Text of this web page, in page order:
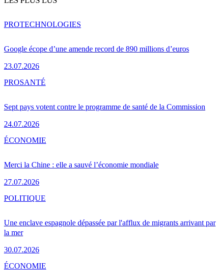
Google écope d’une amende record de 890 millions d’euros
23.07.2026
PROTECHNOLOGIES
Sept pays votent contre le programme de santé de la Commission
24.07.2026
PROSANTÉ
Merci la Chine : elle a sauvé l’économie mondiale
27.07.2026
ÉCONOMIE
Une enclave espagnole dépassée par l'afflux de migrants arrivant par
la mer
30.07.2026
POLITIQUE
ÉCONOMIE